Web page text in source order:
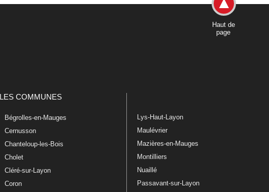
Haut de
page
LES COMMUNES
Bégrolles-en-Mauges
Cernusson
Chanteloup-les-Bois
Cholet
Cléré-sur-Layon
Coron
Lys-Haut-Layon
Maulévrier
Mazières-en-Mauges
Montilliers
Nuaillé
Passavant-sur-Layon